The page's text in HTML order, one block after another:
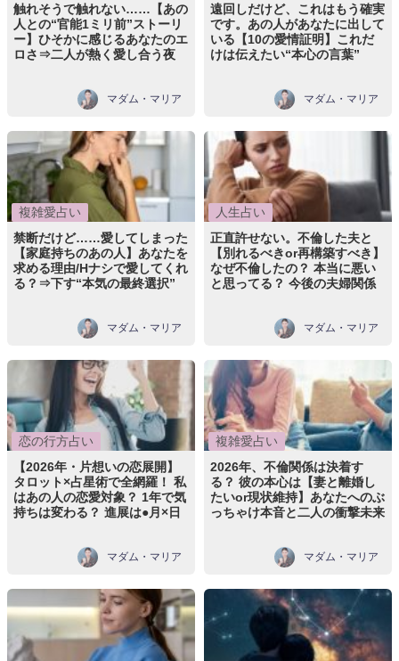
触れそうで触れない……【あの
人との“官能1ミリ前”ストーリ
ー】ひそかに感じるあなたのエ
ロさ⇒二人が熱く愛し合う夜
マダム・マリア
遠回しだけど、これはもう確実
です。あの人があなたに出して
いる【10の愛情証明】これだ
けは伝えたい“本心の言葉”
マダム・マリア
複雑愛占い
禁断だけど……愛してしまった
【家庭持ちのあの人】あなたを
求める理由/Hナシで愛してくれ
る？⇒下す“本気の最終選択”
マダム・マリア
人生占い
正直許せない。不倫した夫と
【別れるべきor再構築すべき】
なぜ不倫したの？ 本当に悪い
と思ってる？ 今後の夫婦関係
マダム・マリア
恋の行方占い
【2026年・片想いの恋展開】
タロット×占星術で全網羅！ 私
はあの人の恋愛対象？ 1年で気
持ちは変わる？ 進展は●月×日
マダム・マリア
複雑愛占い
2026年、不倫関係は決着す
る？ 彼の本心は【妻と離婚し
たいor現状維持】あなたへのぶ
っちゃけ本音と二人の衝撃未来
マダム・マリア